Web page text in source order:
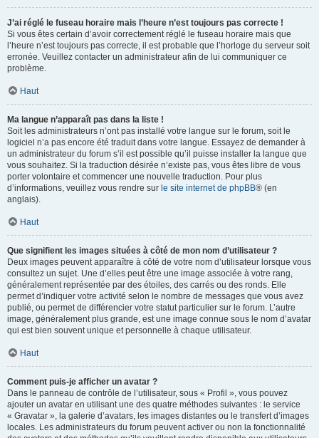
J’ai réglé le fuseau horaire mais l’heure n’est toujours pas correcte !
Si vous êtes certain d’avoir correctement réglé le fuseau horaire mais que
l’heure n’est toujours pas correcte, il est probable que l’horloge du serveur soit
erronée. Veuillez contacter un administrateur afin de lui communiquer ce
problème.
Haut
Ma langue n’apparaît pas dans la liste !
Soit les administrateurs n’ont pas installé votre langue sur le forum, soit le
logiciel n’a pas encore été traduit dans votre langue. Essayez de demander à
un administrateur du forum s’il est possible qu’il puisse installer la langue que
vous souhaitez. Si la traduction désirée n’existe pas, vous êtes libre de vous
porter volontaire et commencer une nouvelle traduction. Pour plus
d’informations, veuillez vous rendre sur le site internet de phpBB® (en
anglais).
Haut
Que signifient les images situées à côté de mon nom d’utilisateur ?
Deux images peuvent apparaître à côté de votre nom d’utilisateur lorsque vous
consultez un sujet. Une d’elles peut être une image associée à votre rang,
généralement représentée par des étoiles, des carrés ou des ronds. Elle
permet d’indiquer votre activité selon le nombre de messages que vous avez
publié, ou permet de différencier votre statut particulier sur le forum. L’autre
image, généralement plus grande, est une image connue sous le nom d’avatar
qui est bien souvent unique et personnelle à chaque utilisateur.
Haut
Comment puis-je afficher un avatar ?
Dans le panneau de contrôle de l’utilisateur, sous « Profil », vous pouvez
ajouter un avatar en utilisant une des quatre méthodes suivantes : le service
« Gravatar », la galerie d’avatars, les images distantes ou le transfert d’images
locales. Les administrateurs du forum peuvent activer ou non la fonctionnalité